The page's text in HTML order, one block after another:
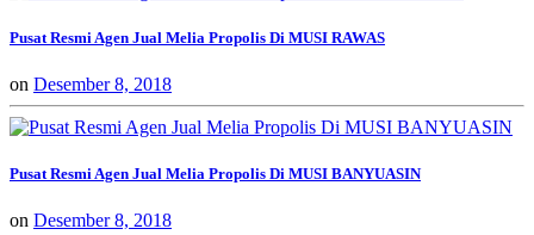
Pusat Resmi Agen Jual Melia Propolis Di MUSI RAWAS
on Desember 8, 2018
Pusat Resmi Agen Jual Melia Propolis Di MUSI BANYUASIN
on Desember 8, 2018